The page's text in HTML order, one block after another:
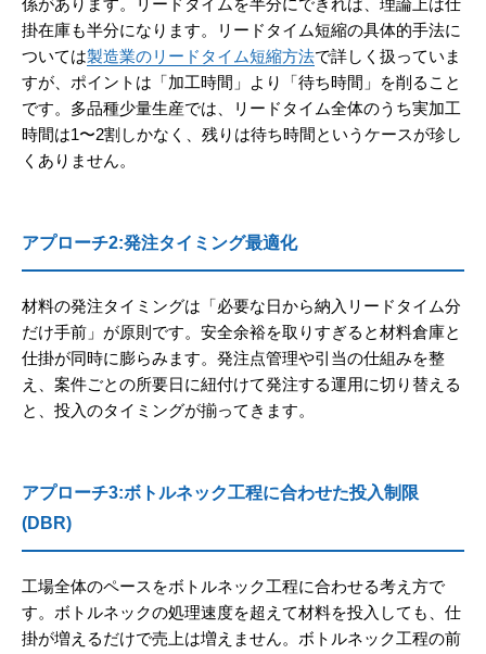
係があります。リードタイムを半分にできれば、理論上は仕
掛在庫も半分になります。リードタイム短縮の具体的手法に
ついては製造業のリードタイム短縮方法で詳しく扱っていま
すが、ポイントは「加工時間」より「待ち時間」を削ること
です。多品種少量生産では、リードタイム全体のうち実加工
時間は1〜2割しかなく、残りは待ち時間というケースが珍し
くありません。
アプローチ2:発注タイミング最適化
材料の発注タイミングは「必要な日から納入リードタイム分
だけ手前」が原則です。安全余裕を取りすぎると材料倉庫と
仕掛が同時に膨らみます。発注点管理や引当の仕組みを整
え、案件ごとの所要日に紐付けて発注する運用に切り替える
と、投入のタイミングが揃ってきます。
アプローチ3:ボトルネック工程に合わせた投入制限
(DBR)
工場全体のペースをボトルネック工程に合わせる考え方で
す。ボトルネックの処理速度を超えて材料を投入しても、仕
掛が増えるだけで売上は増えません。ボトルネック工程の前